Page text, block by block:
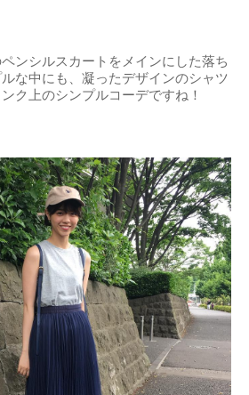
ンシルスカートをメインにした落ち
な中にも、凝ったデザインのシャツ
ク上のシンプルコーデですね！